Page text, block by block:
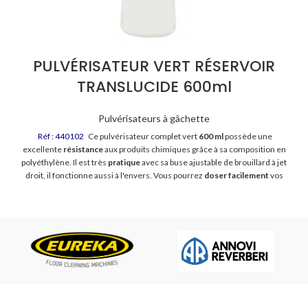
PULVÉRISATEUR VERT RÉSERVOIR
TRANSLUCIDE 600ml
Pulvérisateurs à gâchette
Réf : 440102 Ce pulvérisateur complet vert 600 mlpossède une
excellente résistanceaux produits chimiques grâce à sa composition en
polyéthylène. Il est très pratiqueavec sa buse ajustable de brouillard à jet
droit, il fonctionne aussi à l'envers. Vous pourrez doser facilement vos